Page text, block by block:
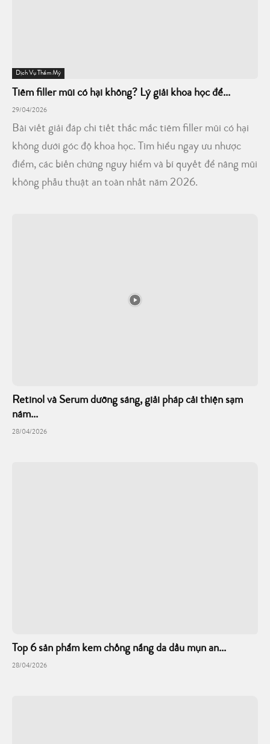
Dịch Vụ Thẩm Mỹ
Tiêm filler mũi có hại không? Lý giải khoa học để...
29/04/2026
Bài viết giải đáp chi tiết thắc mắc tiêm filler mũi có hại
không dưới góc độ khoa học. Tìm hiểu ngay ưu nhược
điểm, các biến chứng nguy hiểm và bí quyết để nâng mũi
không phẫu thuật an toàn nhất năm 2026.
Retinol và Serum dưỡng sáng, giải pháp cải thiện sạm
nám...
28/04/2026
Top 6 sản phẩm kem chống nắng da dầu mụn an...
28/04/2026